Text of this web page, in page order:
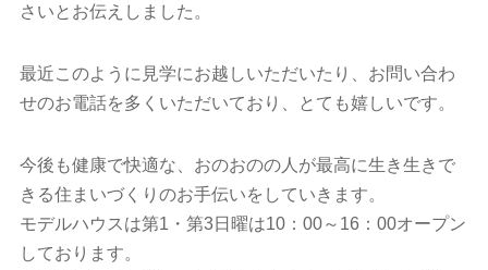
さいとお伝えしました。
最近このように見学にお越しいただいたり、お問い合わ
せのお電話を多くいただいており、とても嬉しいです。
今後も健康で快適な、おのおのの人が最高に生き生きで
きる住まいづくりのお手伝いをしていきます。
モデルハウスは第1・第3日曜は10：00～16：00オープン
しております。